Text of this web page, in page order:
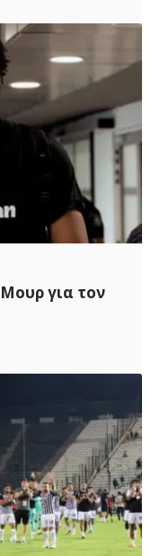
για τον